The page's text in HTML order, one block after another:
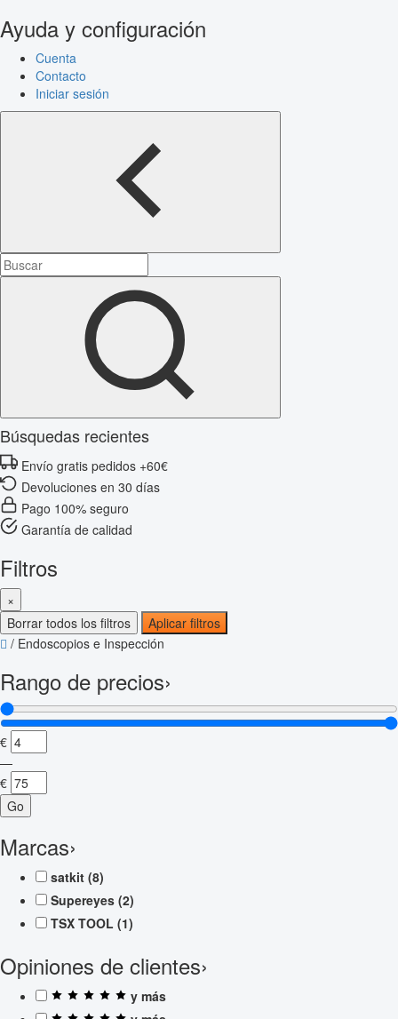
Ayuda y configuración
Cuenta
Contacto
Iniciar sesión
Búsquedas recientes
Envío gratis pedidos +60€
Devoluciones en 30 días
Pago 100% seguro
Garantía de calidad
Filtros
×
Borrar todos los filtros
Aplicar filtros
/ Endoscopios e Inspección
Rango de precios›
€
—
€
Go
Marcas›
satkit (8)
Supereyes (2)
TSX TOOL (1)
Opiniones de clientes›
y más